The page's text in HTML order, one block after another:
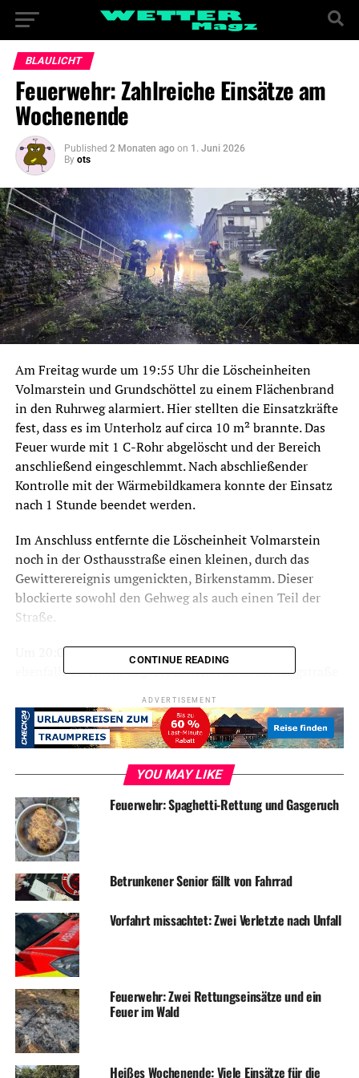
BLAULICHT
Feuerwehr: Zahlreiche Einsätze am
Wochenende
Published 2 Monaten ago on 1. Juni 2026
By ots
Am Freitag wurde um 19:55 Uhr die Löscheinheiten
Volmarstein und Grundschöttel zu einem Flächenbrand
in den Ruhrweg alarmiert. Hier stellten die Einsatzkräfte
fest, dass es im Unterholz auf circa 10 m² brannte. Das
Feuer wurde mit 1 C-Rohr abgelöscht und der Bereich
anschließend eingeschlemmt. Nach abschließender
Kontrolle mit der Wärmebildkamera konnte der Einsatz
nach 1 Stunde beendet werden.
Im Anschluss entfernte die Löscheinheit Volmarstein
noch in der Osthausstraße einen kleinen, durch das
Gewitterereignis umgenickten, Birkenstamm. Dieser
blockierte sowohl den Gehweg als auch einen Teil der
Straße.
Um 20:03 Uhr wurde die Löscheinheit Alt-Wetter
ebenfalls zu einem abgebrochenen Ast in die Ringstraße
erforderlich und der Einsatz konnte nach circa 30
Minuten beendet werden.
Kurze Zeit später ging um 21:01 Uhr ein weiterer Alarm
für die ehrenamtlichen Kräfte der Löscheinheit Alt-
Wetter ein. Diesmal sollte Wasser in ein Gebäude
eindringen. Hier stellte sich heraus, dass Regen durch ein
offenes Dachfenster eindrang. Da es den Kräften nicht
möglich war bei den nur sehr geringen Wassermengen
tätig zu werden, wurde der Gebäudeeigentümer
informiert und der Einsatz konnte ebenfalls nach 30
Minuten beendet werden.
Am Samstagmorgen wurde die Löscheinheit Esborn um
09:22 Uhr zu einem umgestürzten Baum in die Straße
„Im Brunsberg“ alarmiert. Die Kräfte entfernten den
Baum mittels Kettensäge und räumten diesen zur Seite.
Der Einsatz konnte nach 45 Minuten beendet werden.
CONTINUE READING
ADVERTISEMENT
YOU MAY LIKE
Feuerwehr: Spaghetti-Rettung und Gasgeruch
Betrunkener Senior fällt von Fahrrad
Vorfahrt missachtet: Zwei Verletzte nach Unfall
Feuerwehr: Zwei Rettungseinsätze und ein
Feuer im Wald
Heißes Wochenende: Viele Einsätze für die